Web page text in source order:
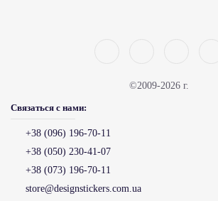
©2009-2026 г.
Связаться с нами:
+38 (096) 196-70-11
+38 (050) 230-41-07
+38 (073) 196-70-11
store@designstickers.com.ua